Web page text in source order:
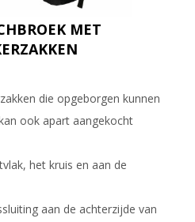
MET
die opgeborgen kunnen
ook apart aangekocht
het kruis en aan de
aan de achterzijde van